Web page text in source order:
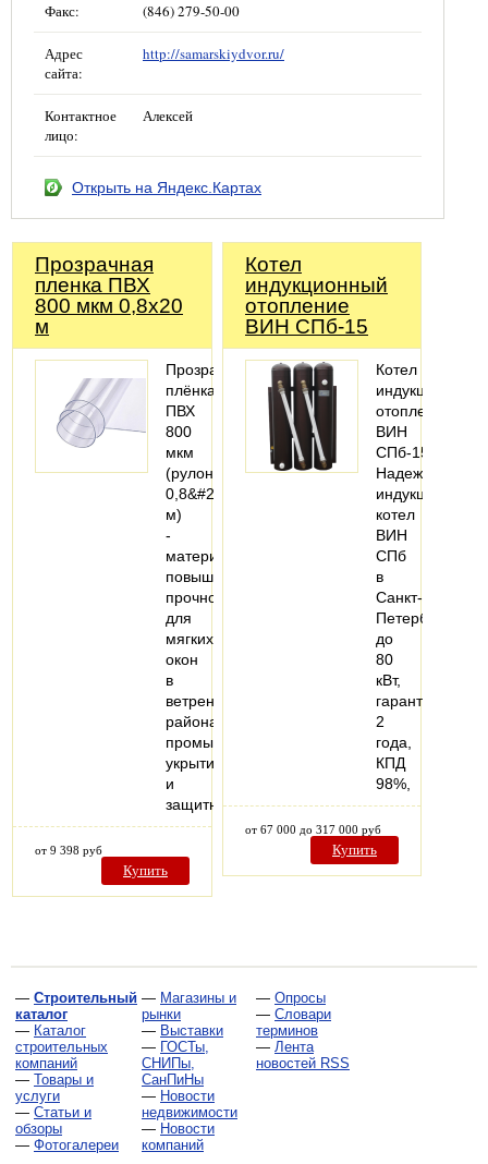
Факс: (846) 279-50-00
Адрес
сайта:
http://samarskiydvor.ru/
Контактное
лицо:
Алексей
Открыть на Яндекс.Картах
Прозрачная
пленка ПВХ
800 мкм 0,8х20
м
Прозрачная
плёнка
ПВХ
800
мкм
(рулон
0,8&#215;20
м)
-
материал
повышенной
прочности
для
мягких
окон
в
ветреных
районах,
промышленных
укрытий
и
защитных…
от 9 398 руб
Купить
Котел
индукционный
отопление
ВИН СПб-15
Котел
индукционный
отопление
ВИН
СПб-15.
Надежный
индукционный
котел
ВИН
СПб
в
Санкт-
Петербурге
до
80
кВт,
гарантия
2
года,
КПД
98%,
от 67 000 до 317 000 руб
Купить
— Строительный
каталог
— Каталог
строительных
компаний
— Товары и
услуги
— Статьи и
обзоры
— Фотогалереи
— Магазины и
рынки
— Выставки
— ГОСТы,
СНИПы,
СанПиНы
— Новости
недвижимости
— Новости
компаний
— Опросы
— Словари
терминов
— Лента
новостей RSS